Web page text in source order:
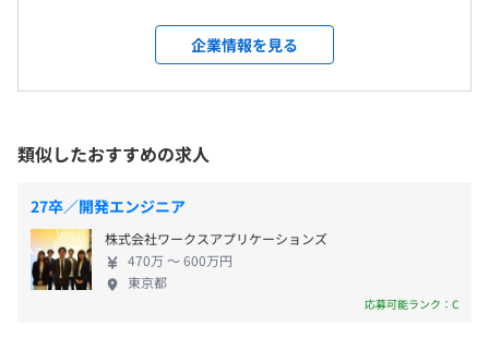
プロジェクトの戦略立案をおこない、さまざまなビジネス
やイベントにチャレンジできます。
【導入事例】
▍Case1：金融業のサイバーセキュリティをAIで自動化
＜課題＞海外からのDDoSで事業継続が危険に
金融業界の会社サイトと会員限定サイトを運営していまし
たが、海外からのDDoS攻撃でサイトの閲覧ができない状
日比谷線「八丁堀駅」より徒歩5分
有楽町線「新富町駅」より徒歩4分
■夏期休暇（土曜日・日曜日・国民の祝日を除く3日間）
■年末年始休暇（原則12月29日～1月4日）
通勤交通費支給（上限月額4万円）
前年度の月平均所定外労働時間の実績
企業情報を見る
類似したおすすめの求人
27卒／開発エンジニア
株式会社ワークスアプリケーションズ
470万 〜 600万円
東京都
応募可能ランク：C